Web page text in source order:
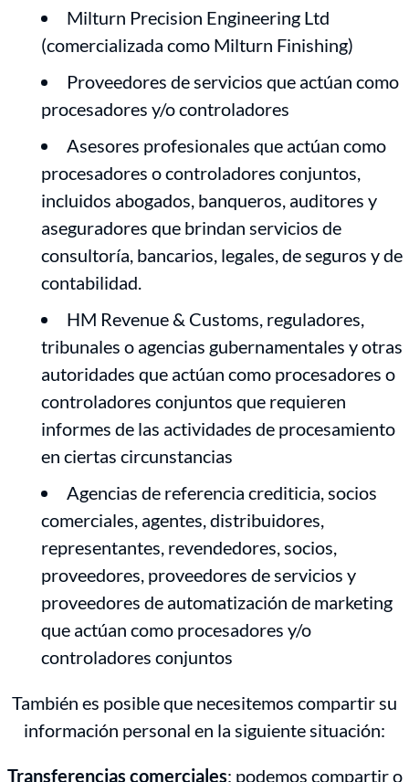
Milturn Precision Engineering Ltd
(comercializada como Milturn Finishing)
Proveedores de servicios que actúan como
procesadores y/o controladores
Asesores profesionales que actúan como
procesadores o controladores conjuntos,
incluidos abogados, banqueros, auditores y
aseguradores que brindan servicios de
consultoría, bancarios, legales, de seguros y de
contabilidad.
HM Revenue & Customs, reguladores,
tribunales o agencias gubernamentales y otras
autoridades que actúan como procesadores o
controladores conjuntos que requieren
informes de las actividades de procesamiento
en ciertas circunstancias
Agencias de referencia crediticia, socios
comerciales, agentes, distribuidores,
representantes, revendedores, socios,
proveedores, proveedores de servicios y
proveedores de automatización de marketing
que actúan como procesadores y/o
controladores conjuntos
También es posible que necesitemos compartir su
información personal en la siguiente situación:
Transferencias comerciales: podemos compartir o